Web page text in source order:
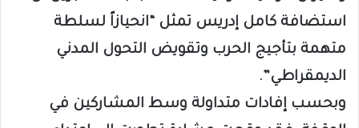
استضافة كامل إدريس تمثل “انحيازاً لسلطة
متهمة بتأجيج الحرب وتقويض التحول المدني
الديمقراطي”.
وبحسب إفادات متداولة وسط المشاركين في